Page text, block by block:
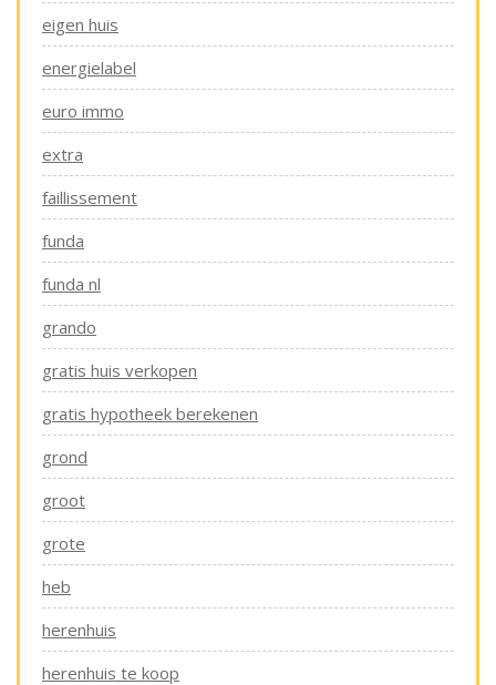
eigen huis
energielabel
euro immo
extra
faillissement
funda
funda nl
grando
gratis huis verkopen
gratis hypotheek berekenen
grond
groot
grote
heb
herenhuis
herenhuis te koop